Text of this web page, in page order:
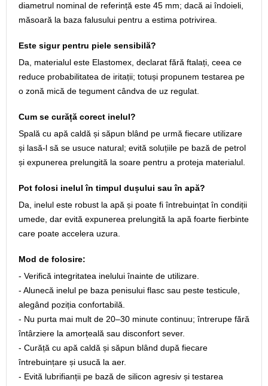
diametrul nominal de referință este 45 mm; dacă ai îndoieli,
măsoară la baza falusului pentru a estima potrivirea.
Este sigur pentru piele sensibilă?
Da, materialul este Elastomex, declarat fără ftalați, ceea ce
reduce probabilitatea de iritații; totuși propunem testarea pe
o zonă mică de tegument cândva de uz regulat.
Cum se curăță corect inelul?
Spală cu apă caldă și săpun blând pe urmă fiecare utilizare
și lasă-l să se usuce natural; evită soluțiile pe bază de petrol
și expunerea prelungită la soare pentru a proteja materialul.
Pot folosi inelul în timpul dușului sau în apă?
Da, inelul este robust la apă și poate fi întrebuințat în condiții
umede, dar evită expunerea prelungită la apă foarte fierbinte
care poate accelera uzura.
Mod de folosire:
- Verifică integritatea inelului înainte de utilizare.
- Alunecă inelul pe baza penisului flasc sau peste testicule,
alegând poziția confortabilă.
- Nu purta mai mult de 20–30 minute continuu; întrerupe fără
întârziere la amorțeală sau disconfort sever.
- Curăță cu apă caldă și săpun blând după fiecare
întrebuințare și usucă la aer.
- Evită lubrifianții pe bază de silicon agresiv și testarea